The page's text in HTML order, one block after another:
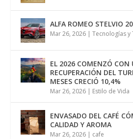
ALFA ROMEO STELVIO
Mar 26, 2026 |Tecnologías y
EL 2026 COMENZÓ CON
RECUPERACIÓN DEL
MESES CRECIÓ 10,4%
Mar 26, 2026 | Estilo de Vida
ENVASADO DEL CAFÉ
CALIDAD Y AROMA
Mar 26, 2026 | cafe